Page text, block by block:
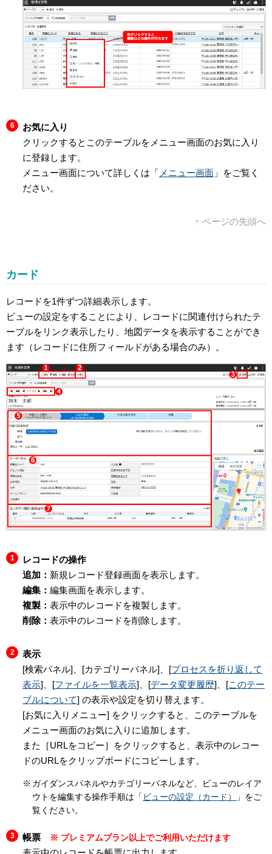
お気に入り
クリックするとこのテーブルをメニュー画面のお気に入り
に登録します。
メニュー画面について詳しくは「 メニュー画面 」をご覧く
ださい。
↑ ページの先頭へ
カード
レコードを1件ずつ詳細表示します。
ビューの設定をすることにより、レコードに関連付けられたテ
ーブルをリンク表示したり、地図データを表示することができ
ます（レコードに住所フィールドがある場合のみ）。
レコードの操作
追加： 新規レコード登録画面を表示します。
編集： 編集画面を表示します。
複製： 表示中のレコードを複製します。
削除： 表示中のレコードを削除します。
表示
[検索パネル]、[カテゴリーパネル]、[プロセスを折り返して
表示]、[ファイルを一覧表示]、[データ変更履歴]、[このテー
ブルについて] の表示や設定を切り替えます。
[お気に入りメニュー] をクリックすると、このテーブルを
メニュー画面のお気に入りに追加します。
また［URLをコピー］をクリックすると、表示中のレコー
ドのURLをクリップボードにコピーします。
ガイダンスパネルやカテゴリーパネルなど、ビューのレイア
ウトを編集する操作手順は「 ビューの設定（カード）
」をご
覧ください。
帳票 ※ プレミアムプラン以上でご利用いただけます